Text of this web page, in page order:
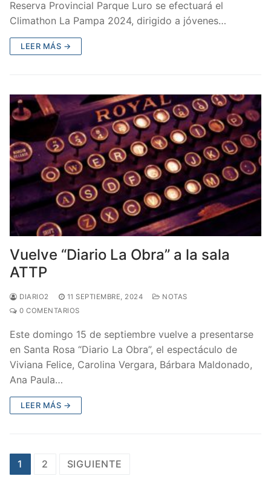
Reserva Provincial Parque Luro se efectuará el
Climathon La Pampa 2024, dirigido a jóvenes…
LEER MÁS →
Vuelve “Diario La Obra” a la sala
ATTP
DIARIO2 11 SEPTIEMBRE, 2024
NOTAS
0 COMENTARIOS
Este domingo 15 de septiembre vuelve a presentarse
en Santa Rosa “Diario La Obra”, el espectáculo de
Viviana Felice, Carolina Vergara, Bárbara Maldonado,
Ana Paula…
LEER MÁS →
1 2 SIGUIENTE